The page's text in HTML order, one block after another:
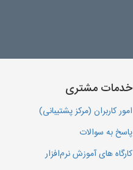
خدمات مشتری
امور کاربران (مرکز پشتیبانی)
پاسخ به سوالات
کارگاه های آموزش نرم‌افزار